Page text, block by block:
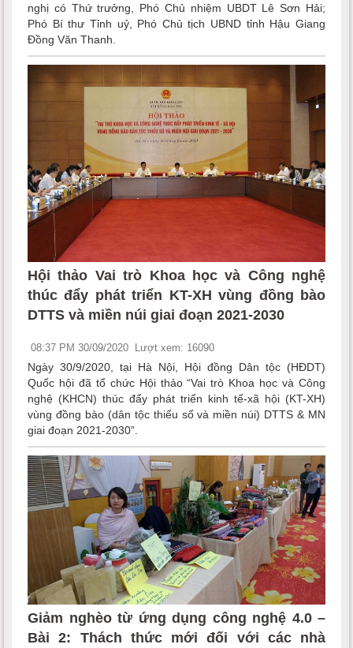
nghị có Thứ trưởng, Phó Chủ nhiệm UBDT Lê Sơn Hải;
Phó Bí thư Tỉnh uỷ, Phó Chủ tịch UBND tỉnh Hậu Giang
Đồng Văn Thanh.
Hội thảo Vai trò Khoa học và Công nghệ
thúc đẩy phát triển KT-XH vùng đồng bào
DTTS và miền núi giai đoạn 2021-2030
08:37 PM 30/09/2020 Lượt xem: 16090
Ngày 30/9/2020, tại Hà Nội, Hội đồng Dân tộc (HĐDT)
Quốc hội đã tổ chức Hội thảo “Vai trò Khoa học và Công
nghệ (KHCN) thúc đẩy phát triển kinh tế-xã hội (KT-XH)
vùng đồng bào (dân tộc thiểu số và miền núi) DTTS & MN
giai đoạn 2021-2030”.
Giảm nghèo từ ứng dụng công nghệ 4.0 –
Bài 2: Thách thức mới đối với các nhà